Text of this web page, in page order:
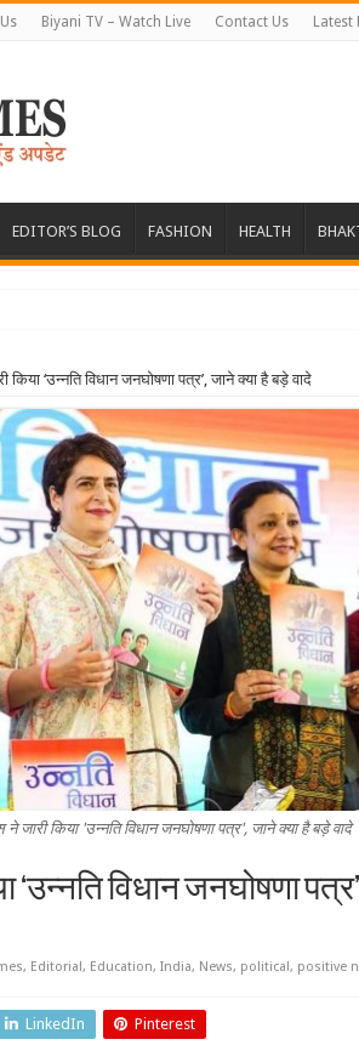
Biyani TV – Watch Live Contact Us Latest
EDITOR’S BLOG FASHION HEALTH
किया ‘उन्‍नति विधान जनघोषणा पत्र’, जाने क्या है बड़े वादे
ने जारी किया 'उन्‍नति विधान जनघोषणा पत्र', जाने क्या है बड़े वादे
‘उन्‍नति विधान जनघोषणा
, Editorial, Education, India, News, political, positive
LinkedIn Pinterest